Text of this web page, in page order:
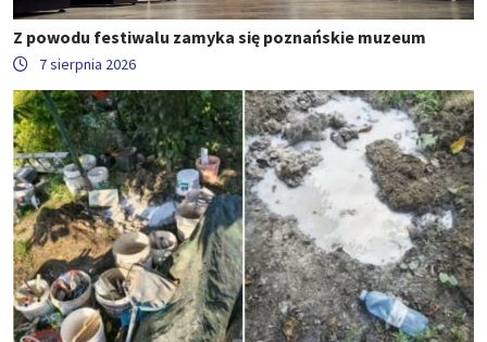
Z powodu festiwalu zamyka się poznańskie muzeum
7 sierpnia 2026